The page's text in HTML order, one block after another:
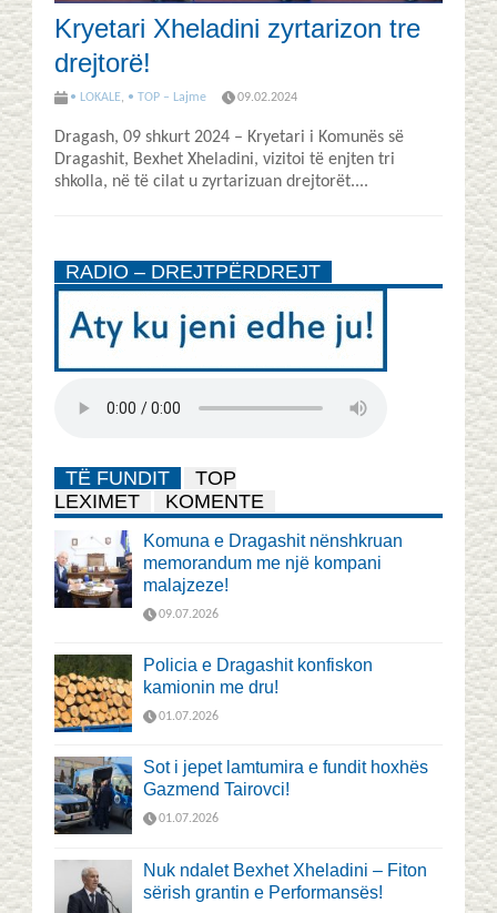
Kryetari Xheladini zyrtarizon tre
drejtorë!
• LOKALE, • TOP – Lajme 09.02.2024
Dragash, 09 shkurt 2024 – Kryetari i Komunës së
Dragashit, Bexhet Xheladini, vizitoi të enjten tri
shkolla, në të cilat u zyrtarizuan drejtorët....
RADIO – DREJTPËRDREJT
TË FUNDIT
TOP
LEXIMET
KOMENTE
Komuna e Dragashit nënshkruan
memorandum me një kompani
malajzeze!
09.07.2026
Policia e Dragashit konfiskon
kamionin me dru!
01.07.2026
Sot i jepet lamtumira e fundit hoxhës
Gazmend Tairovci!
01.07.2026
Nuk ndalet Bexhet Xheladini – Fiton
sërish grantin e Performansës!